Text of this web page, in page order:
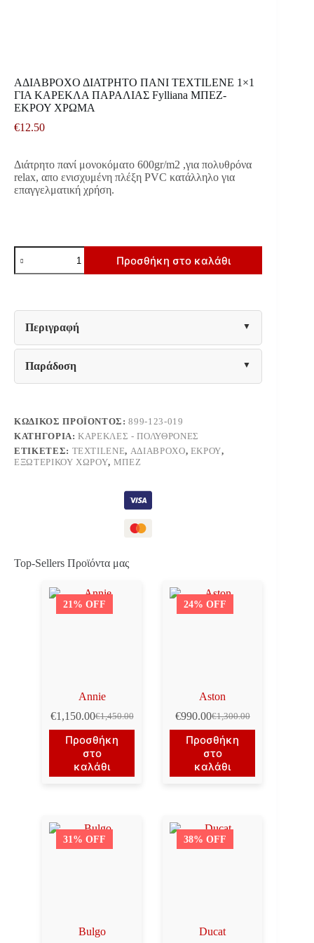
ΑΔΙΑΒΡΟΧΟ ΔΙΑΤΡΗΤΟ ΠΑΝΙ TEXTILENE 1×1
ΓΙΑ ΚΑΡΕΚΛΑ ΠΑΡΑΛΙΑΣ Fylliana ΜΠΕΖ-
ΕΚΡΟΥ ΧΡΩΜΑ
€12.50
Διάτρητο πανί μονοκόματο 600gr/m2 ,για πολυθρόνα
relax, απο ενισχυμένη πλέξη PVC κατάλληλο για
επαγγελματική χρήση.
ΑΔΙΑΒΡΟΧΟ
ΔΙΑΤΡΗΤΟ
ΠΑΝΙ
ΓΙΑ
ΚΑΡΕΚΛΑ
ΠΑΡΑΛΙΑΣ
Fylliana
ΕΚΡΟΥ
ΧΡΩΜΑ
Προσθήκη στο καλάθι
Περιγραφή
Παράδοση
ΚΩΔΙΚΌΣ ΠΡΟΪΌΝΤΟΣ:899-123-019
ΚΑΤΗΓΟΡΊΑ:ΚΑΡΈΚΛΕΣ - ΠΟΛΥΘΡΌΝΕΣ
ΕΤΙΚΈΤΕΣ: TEXTILENE, ΑΔΙΆΒΡΟΧΟ, ΕΚΡΟΎ,
ΕΞΩΤΕΡΙΚΟΎ ΧΏΡΟΥ, ΜΠΕΖ
Top-Sellers Προϊόντα μας
21% OFF
Annie
€1,450.00
Original
price
was:
€1,450.00.
€1,150.00Η
τρέχουσα
τιμή
είναι:
€1,150.00.
Προσθήκη
στο
καλάθι
24% OFF
Aston
€1,300.00
Original
price
was:
€1,300.00.
€990.00Η
τρέχουσα
τιμή
είναι:
€990.00.
Προσθήκη
στο
καλάθι
31% OFF
Bulgo
38% OFF
Ducat